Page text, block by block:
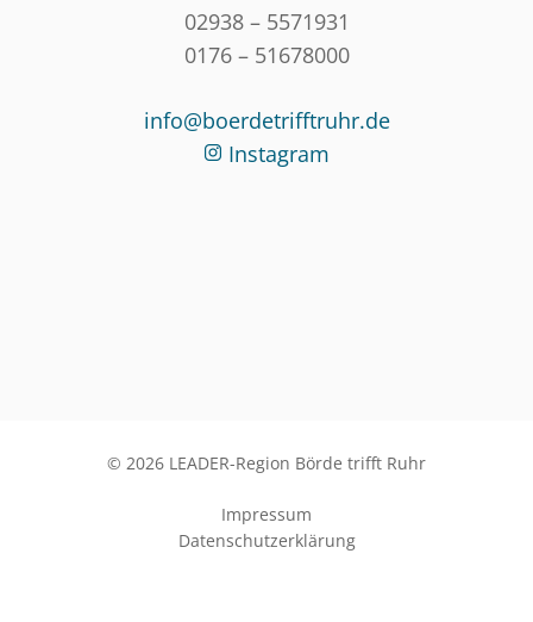
02938 – 5571931
0176 – 51678000
info@boerdetrifftruhr.de
Instagram
© 2026 LEADER-Region Börde trifft Ruhr
Impressum
Datenschutzerklärung